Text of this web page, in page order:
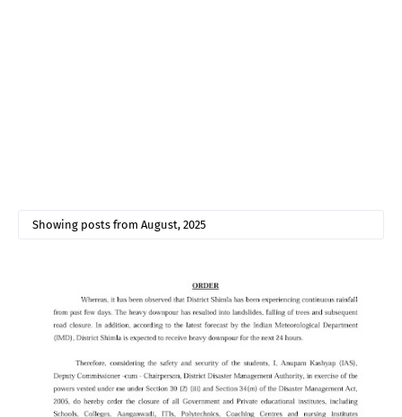
Showing posts from August, 2025